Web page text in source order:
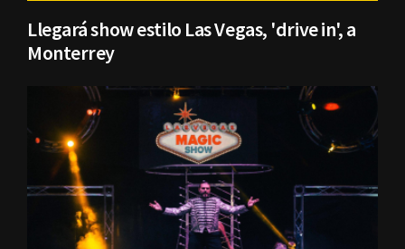
Llegará show estilo Las Vegas, 'drive in', a
Monterrey